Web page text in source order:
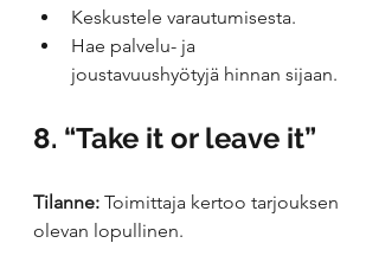
Keskustele varautumisesta.
Hae palvelu- ja
joustavuushyötyjä hinnan sijaan.
8. “Take it or leave it”
Tilanne: Toimittaja kertoo tarjouksen
olevan lopullinen.